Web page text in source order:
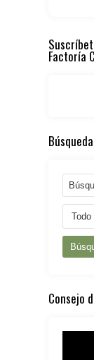
Factoría
Búsqueda
Consejo